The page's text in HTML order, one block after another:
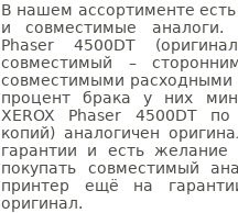
В нашем ассортименте
и совместимые аналоги.
Phaser 4500DT
совместимый –
совместимыми расходными
процент брака у них
XEROX Phaser 4500DT
копий) аналогичен
гарантии и есть
покупать совместимый
принтер ещё на
оригинал.